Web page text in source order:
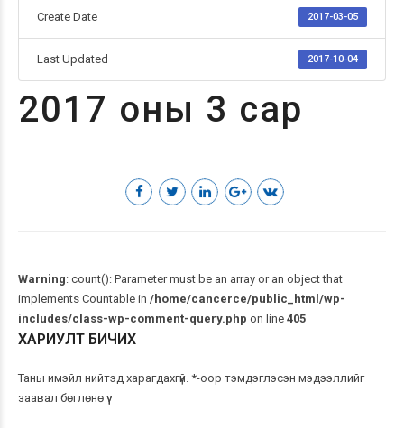
Create Date 2017-03-05
Last Updated 2017-10-04
2017 оны 3 сар
Warning: count(): Parameter must be an array or an object that
implements Countable in /home/cancerce/public_html/wp-
includes/class-wp-comment-query.php on line 405
ХАРИУЛТ БИЧИХ
Таны имэйл нийтэд харагдахгүй. *-оор тэмдэглэсэн мэдээллийг
заавал бөглөнө үү